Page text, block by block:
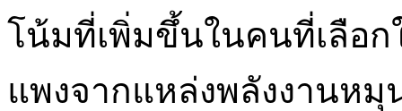
โน้มที่เพิ่มขึ้นในคนที่เลือก
แพงจากแหล่งพลังงานหมุ